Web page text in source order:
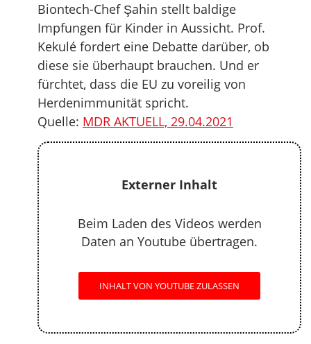
Biontech-Chef Şahin stellt baldige
Impfungen für Kinder in Aussicht. Prof.
Kekulé fordert eine Debatte darüber, ob
diese sie überhaupt brauchen. Und er
fürchtet, dass die EU zu voreilig von
Herdenimmunität spricht.
Quelle: MDR AKTUELL, 29.04.2021
Externer Inhalt
Beim Laden des Videos werden
Daten an Youtube übertragen.
INHALT VON YOUTUBE ZULASSEN